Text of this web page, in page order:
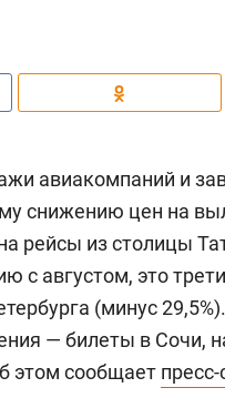
авиакомпаний и
снижению цен на
рейсы из столицы
с августом, это
(минус
— билеты в Сочи,
этом сообщает